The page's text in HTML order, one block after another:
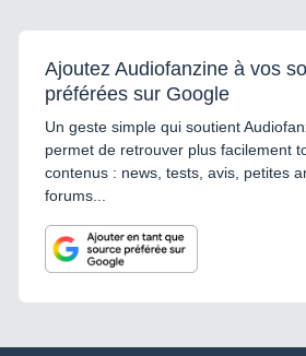
Ajoutez Audiofanzine à vos
préférées sur Google
Un geste simple qui soutient
permet de retrouver plus facilement
contenus : news, tests, avis, petites
forums...